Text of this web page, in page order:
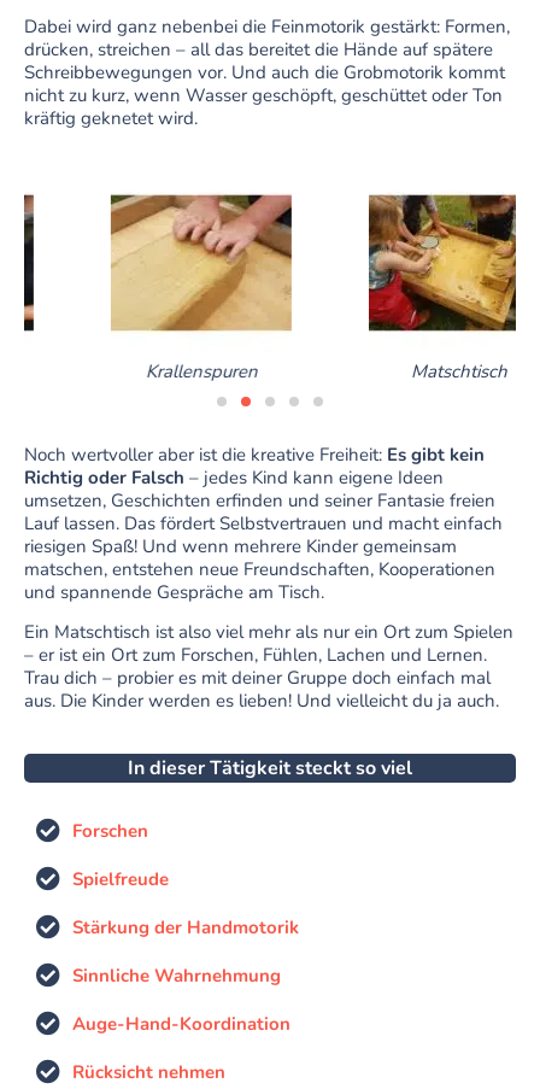
Dabei wird ganz nebenbei die Feinmotorik gestärkt: Formen,
drücken, streichen – all das bereitet die Hände auf spätere
Schreibbewegungen vor. Und auch die Grobmotorik kommt
nicht zu kurz, wenn Wasser geschöpft, geschüttet oder Ton
kräftig geknetet wird.
Krallenspuren Matschtisch
Noch wertvoller aber ist die kreative Freiheit: Es gibt kein
Richtig oder Falsch – jedes Kind kann eigene Ideen
umsetzen, Geschichten erfinden und seiner Fantasie freien
Lauf lassen. Das fördert Selbstvertrauen und macht einfach
riesigen Spaß! Und wenn mehrere Kinder gemeinsam
matschen, entstehen neue Freundschaften, Kooperationen
und spannende Gespräche am Tisch.
Ein Matschtisch ist also viel mehr als nur ein Ort zum Spielen
– er ist ein Ort zum Forschen, Fühlen, Lachen und Lernen.
Trau dich – probier es mit deiner Gruppe doch einfach mal
aus. Die Kinder werden es lieben! Und vielleicht du ja auch.
In dieser Tätigkeit steckt so viel
Forschen
Spielfreude
Stärkung der Handmotorik
Sinnliche Wahrnehmung
Auge-Hand-Koordination
Rücksicht nehmen